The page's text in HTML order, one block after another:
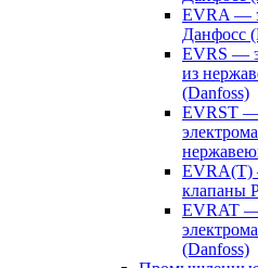
EVRA —
Данфосс
EVRS —
из
(Danfoss)
EVRST —
EVRA(T)
клапаны
EVRAT —
(Danfoss)